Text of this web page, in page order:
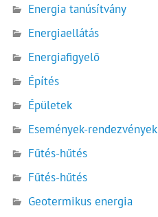
Energia tanúsítvány
Energiaellátás
Energiafigyelő
Építés
Épületek
Események-rendezvények
Fűtés-hűtés
Fűtés-hűtés
Geotermikus energia